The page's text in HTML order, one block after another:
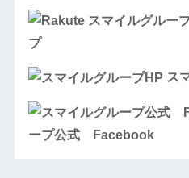
プ
ス
ープ公式 Facebook